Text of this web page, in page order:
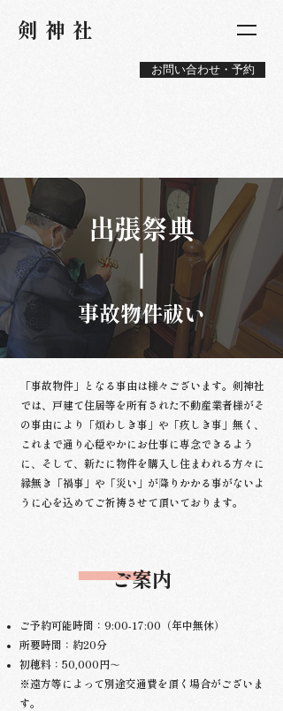
​剣神社
お問い合わせ・予約
​出張祭典
事故物件祓い
「事故物件」となる事由は様々ございます。剣神社
では、戸建て住居等を所有された不動産業者様がそ
の事由により「煩わしき事」や「疚しき事」無く、
これまで通り心穏やかにお仕事に専念できるよう
に、そして、新たに物件を購入し住まわれる方々に
縁無き「禍事」や「災い」が降りかかる事がないよ
うに心を込めてご祈祷させて頂いております。
​ご案内
ご予約可能時間： 9:00-17:00（年中無休）
所要時間： 約20分
初穂料： 50,000円～
※遠方等によって別途交通費を頂く場合がございま
す。